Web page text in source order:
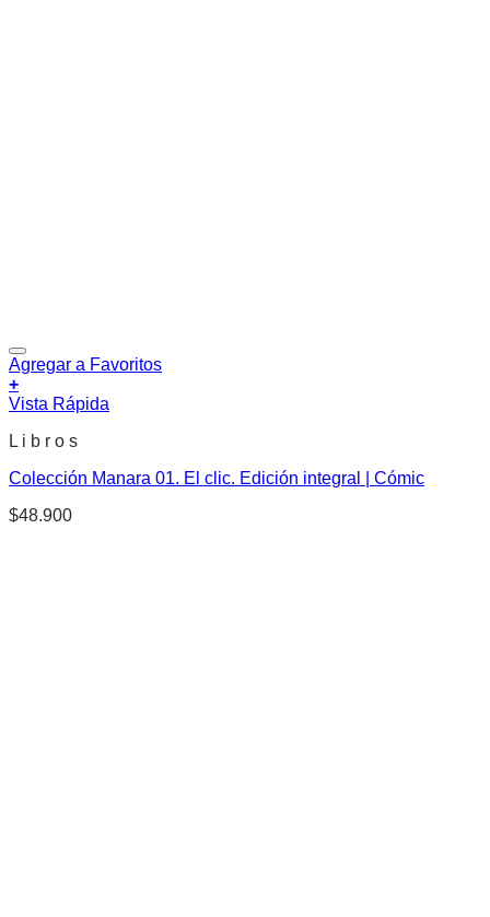
Agregar a Favoritos
+
Vista Rápida
L i b r o s
Colección Manara 01. El clic. Edición integral | Cómic
$48.900